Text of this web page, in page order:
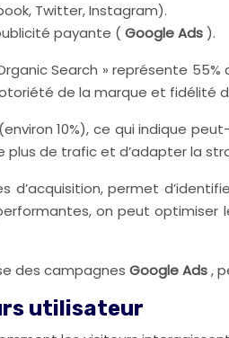
Twitter, Instagram).
payante (Google Ads).
Search » représente
de la marque et fidélité
10%), ce qui indique
plus de trafic et d’adapter la
d’acquisition, permet
on peut
des campagnes Google Ads,
utilisateur